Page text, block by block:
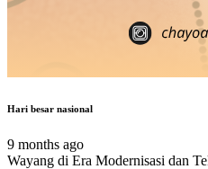
Hari besar nasional
9 months ago
Wayang di Era Modernisasi dan